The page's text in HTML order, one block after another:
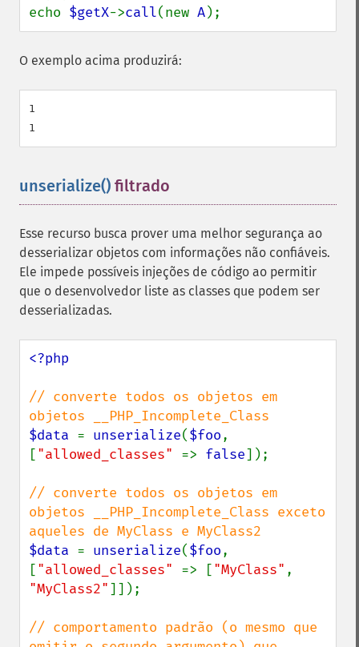
echo $getX->call(new A);
O exemplo acima produzirá:
1
unserialize() filtrado
Esse recurso busca prover uma melhor segurança ao
desserializar objetos com informações não confiáveis.
Ele impede possíveis injeções de código ao permitir
que o desenvolvedor liste as classes que podem ser
desserializadas.
<?php
// converte todos os objetos em
$data = unserialize($foo,
["allowed_classes" => false]);
// converte todos os objetos em
objetos __PHP_Incomplete_Class exceto
$data = unserialize($foo,
["allowed_classes" => ["MyClass"
"MyClass2"]]);
// comportamento padrão (o mesmo que